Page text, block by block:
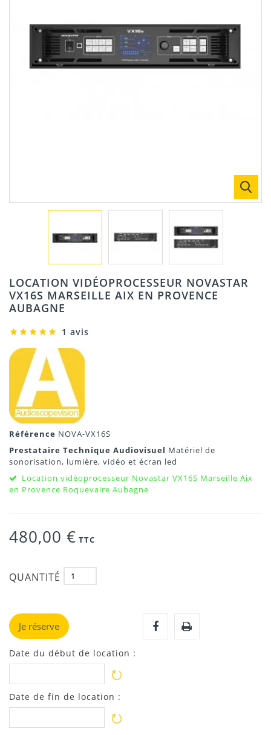
LOCATION VIDÉOPROCESSEUR NOVASTAR
VX16S MARSEILLE AIX EN PROVENCE
AUBAGNE
1 avis
Référence NOVA-VX16S
Prestataire Technique Audiovisuel Matériel de
sonorisation, lumière, vidéo et écran led
Location vidéoprocesseur Novastar VX16S Marseille Aix
en Provence Roquevaire Aubagne
480,00 € TTC
QUANTITÉ
Je réserve
Date du début de location :
Date de fin de location :